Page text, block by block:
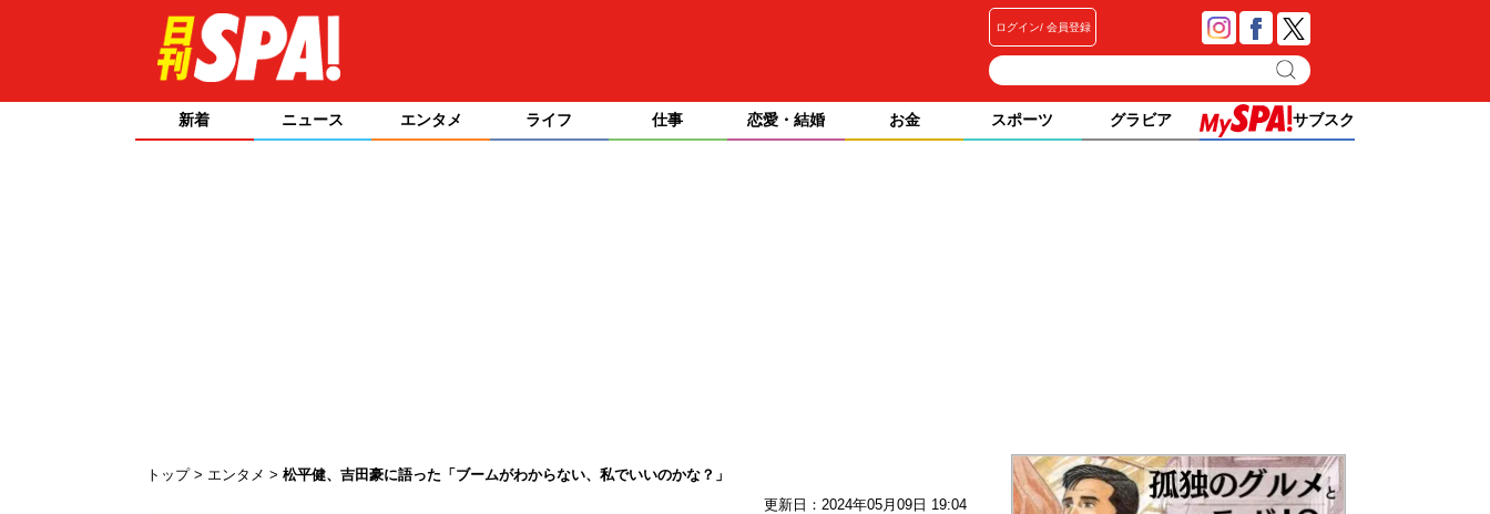
ログイン 会員登録
新着 ニュース エンタメ ライフ 仕事 恋愛・結婚 お金 スポーツ グラビア サブスク
トップ エンタメ
松平健、吉田豪に語った「ブームがわからない、私でいいのかな？」
更新日：2024年05月09日 19:04